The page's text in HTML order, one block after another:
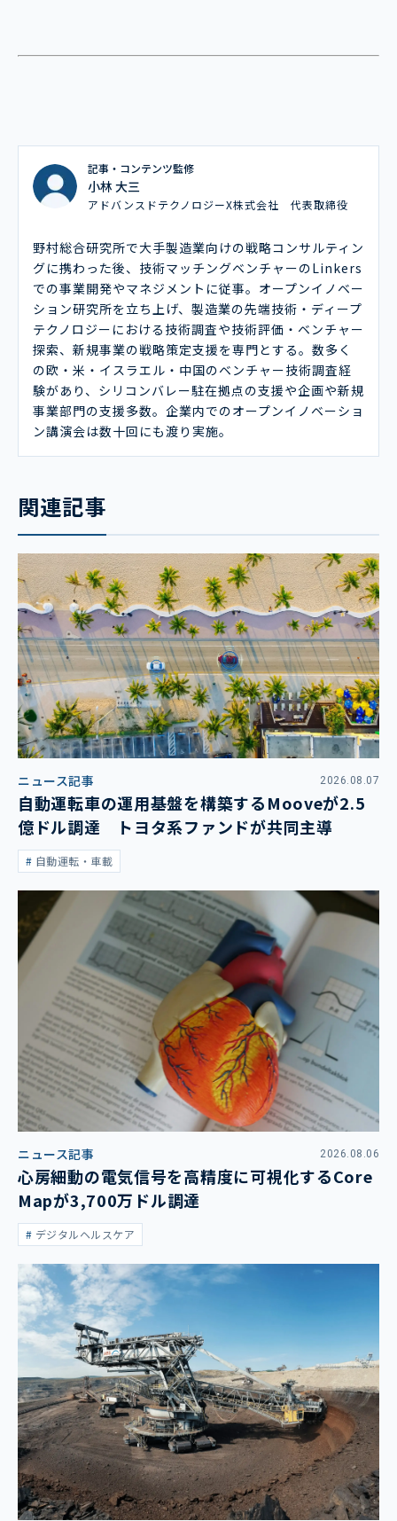
記事・コンテンツ監修
小林 大三
アドバンスドテクノロジーX株式会社 代表取締役
野村総合研究所で大手製造業向けの戦略コンサルティン
グに携わった後、技術マッチングベンチャーのLinkers
での事業開発やマネジメントに従事。オープンイノベー
ション研究所を立ち上げ、製造業の先端技術・ディープ
テクノロジーにおける技術調査や技術評価・ベンチャー
探索、新規事業の戦略策定支援を専門とする。数多く
の欧・米・イスラエル・中国のベンチャー技術調査経
験があり、シリコンバレー駐在拠点の支援や企画や新規
事業部門の支援多数。企業内でのオープンイノベーショ
ン講演会は数十回にも渡り実施。
関連記事
ニュース記事 2026.08.07
自動運転車の運用基盤を構築するMooveが2.5
億ドル調達 トヨタ系ファンドが共同主導
自動運転・車載
ニュース記事 2026.08.06
心房細動の電気信号を高精度に可視化するCore
Mapが3,700万ドル調達
デジタルヘルスケア